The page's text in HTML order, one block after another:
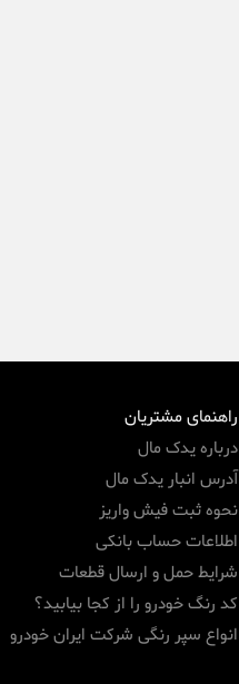
راهنمای مشتریان
درباره یدک مال
آدرس انبار یدک مال
نحوه ثبت فیش واریز
اطلاعات حساب بانکی
شرایط حمل و ارسال قطعات
کد رنگ خودرو را از کجا بیابید؟
انواع سپر رنگی شرکت ایران خودرو